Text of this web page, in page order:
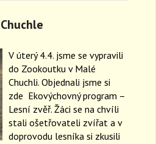
V úterý 4.4. jsme se vypravili
do Zookoutku v Malé
Chuchli. Objednali jsme si
zde Ekovýchovný program –
Lesní zvěř. Žáci se na chvíli
stali ošetřovateli zvířat a v
doprovodu lesníka si zkusili